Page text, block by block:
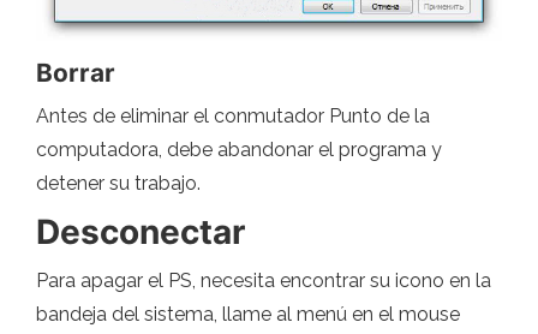
Borrar
Antes de eliminar el conmutador Punto de la
computadora, debe abandonar el programa y
detener su trabajo.
Desconectar
Para apagar el PS, necesita encontrar su icono en la
bandeja del sistema, llame al menú en el mouse